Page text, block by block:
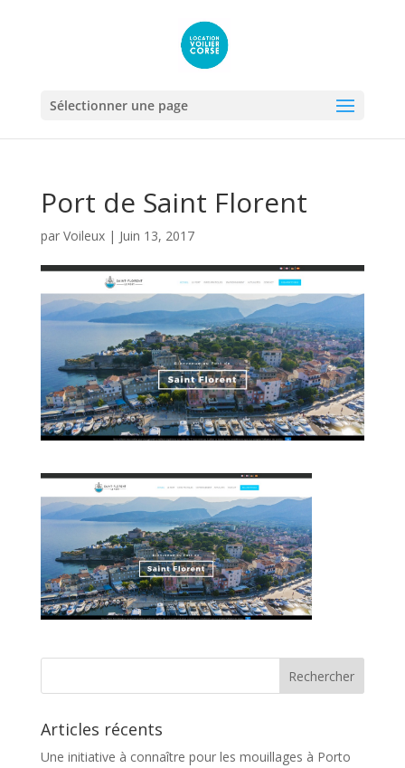
Sélectionner une page
Port de Saint Florent
par Voileux| Juin 13, 2017
Articles récents
Une initiative à connaître pour les mouillages à Porto